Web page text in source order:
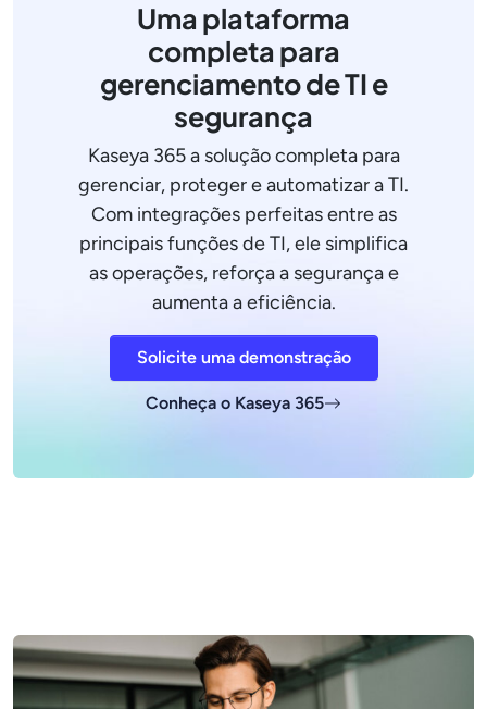
Uma plataforma
completa para
gerenciamento de TI e
segurança
Kaseya 365 a solução completa para
gerenciar, proteger e automatizar a TI.
Com integrações perfeitas entre as
principais funções de TI, ele simplifica
as operações, reforça a segurança e
aumenta a eficiência.
Solicite uma demonstração
Conheça o Kaseya 365